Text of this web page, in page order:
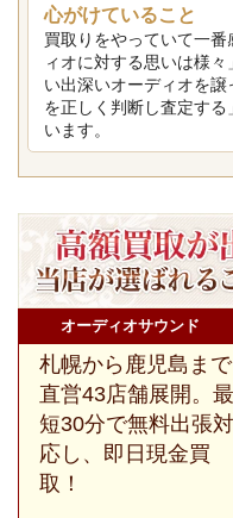
心がけていること
買取りをやっていて一
ィオに対する思いは様
い出深いオーディオを
を正しく判断し査定す
います。
オーディオサウンド
札幌から鹿児島まで
直営43店舗展開。最
短30分で無料出張対
応し、即日現金買
取！